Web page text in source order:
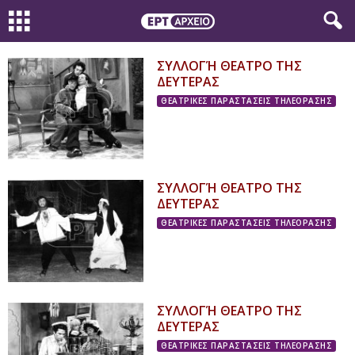
ΣΥΛΛΟΓΉ ΘΕΑΤΡΟ ΤΗΣ
ΔΕΥΤΕΡΑΣ
ΘΕΑΤΡΙΚΕΣ ΠΑΡΑΣΤΑΣΕΙΣ ΤΗΛΕΟΡΑΣΗΣ
ΣΥΛΛΟΓΉ ΘΕΑΤΡΟ ΤΗΣ
ΔΕΥΤΕΡΑΣ
ΘΕΑΤΡΙΚΕΣ ΠΑΡΑΣΤΑΣΕΙΣ ΤΗΛΕΟΡΑΣΗΣ
ΣΥΛΛΟΓΉ ΘΕΑΤΡΟ ΤΗΣ
ΔΕΥΤΕΡΑΣ
ΘΕΑΤΡΙΚΕΣ ΠΑΡΑΣΤΑΣΕΙΣ ΤΗΛΕΟΡΑΣΗΣ